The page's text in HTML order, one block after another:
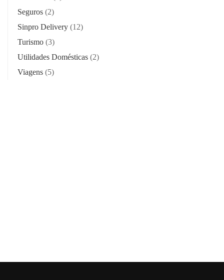
Seguros (2)
Sinpro Delivery (12)
Turismo (3)
Utilidades Domésticas (2)
Viagens (5)